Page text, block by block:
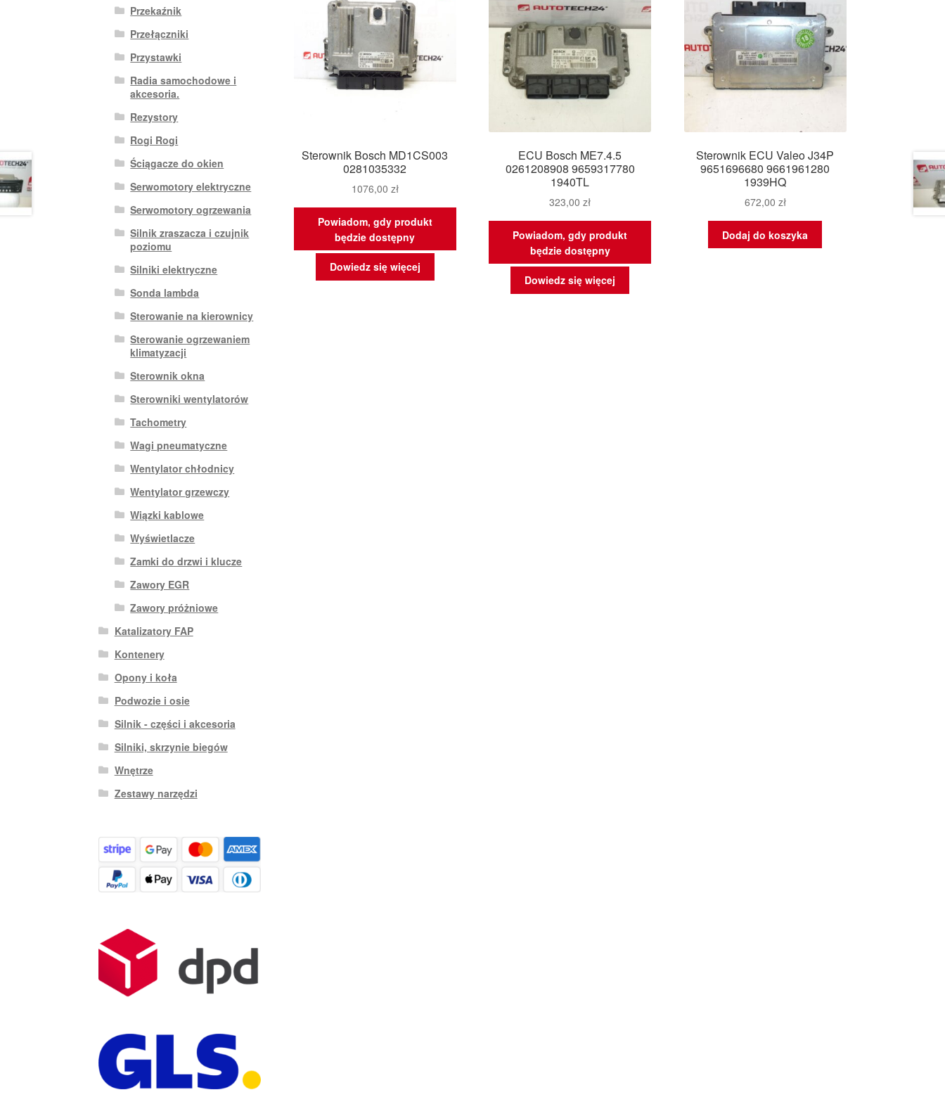
Sterownik Bosch MD1CS003
0281035332
1076,00 zł
Powiadom, gdy produkt
będzie dostępny
Dowiedz się więcej
ECU Bosch ME7.4.5
0261208908 9659317780
1940TL
323,00zł
Powiadom, gdy produkt
będzie dostępny
Dowiedz się więcej
Sterownik ECU Valeo J34P
9651696680 9661961280
1939HQ
672,00 zł
Dodaj do koszyka
Przekaźnik
Przełączniki
Przystawki
Radia samochodowe i
akcesoria.
Rezystory
Rogi Rogi
Ściągacze do okien
Serwomotory elektryczne
Serwomotory ogrzewania
Silnik zraszacza i czujnik
poziomu
Silniki elektryczne
Sonda lambda
Sterowanie na kierownicy
Sterowanie ogrzewaniem
klimatyzacji
Sterownik okna
Sterowniki wentylatorów
Tachometry
Wagi pneumatyczne
Wentylator chłodnicy
Wentylator grzewczy
Wiązki kablowe
Wyświetlacze
Zamki do drzwi i klucze
Zawory EGR
Zawory próżniowe
Katalizatory FAP
Kontenery
Opony i koła
Podwozie i osie
Silnik - części i akcesoria
Silniki, skrzynie biegów
Wnętrze
Zestawy narzędzi